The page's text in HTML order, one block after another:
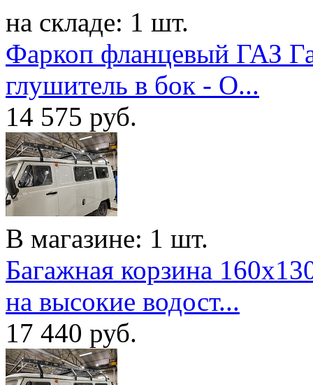
на складе: 1 шт.
Фаркоп фланцевый ГАЗ
глушитель в бок - O...
14 575 руб.
В магазине: 1 шт.
Багажная корзина
на высокие водост...
17 440 руб.